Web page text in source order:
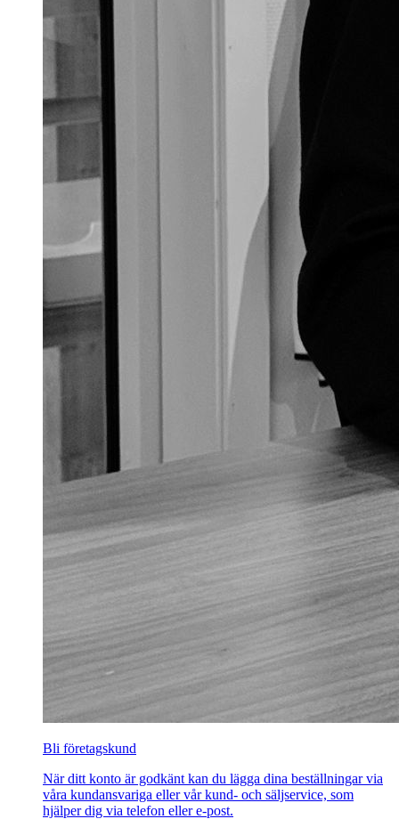
Bli företagskund
När ditt konto är godkänt kan du lägga dina beställningar via
våra kundansvariga eller vår kund- och säljservice, som
hjälper dig via telefon eller e-post.